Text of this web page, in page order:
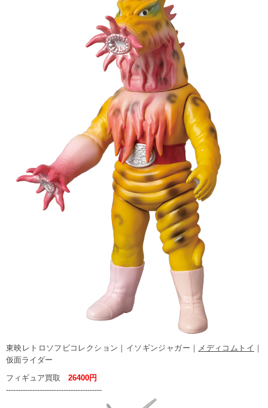
東映レトロソフビコレクション｜イソギンジャガー｜ メディコムトイ ｜
仮面ライダー
フィギュア買取 26400円
----------------------------------------